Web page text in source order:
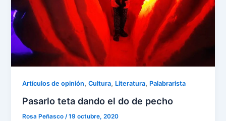
Artículos de opinión,Cultura, Literatura, Palabrarista
Pasarlo teta dando el do de pecho
Rosa Peñasco/19 octubre, 2020